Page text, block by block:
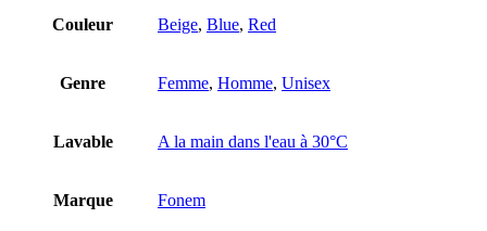
Couleur Beige, Blue, Red
Genre Femme, Homme, Unisex
Lavable A la main dans l'eau à 30°C
Marque Fonem